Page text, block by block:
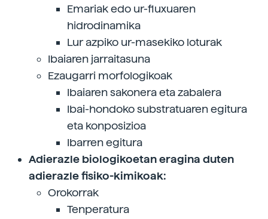
Emariak edo ur-fluxuaren
hidrodinamika
Lur azpiko ur-masekiko loturak
Ibaiaren jarraitasuna
Ezaugarri morfologikoak
Ibaiaren sakonera eta zabalera
Ibai-hondoko substratuaren egitura
eta konposizioa
Ibarren egitura
Adierazle biologikoetan eragina duten
adierazle fisiko-kimikoak:
Orokorrak
Tenperatura